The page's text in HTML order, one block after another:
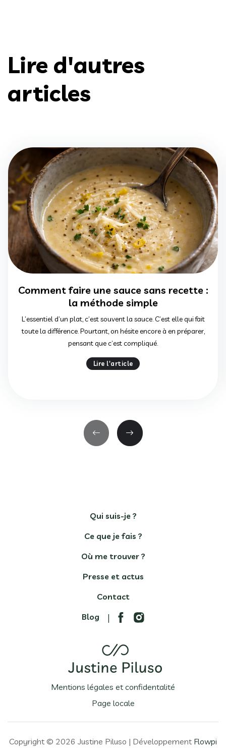
Lire d'autres
articles
Comment faire une sauce sans recette :
la méthode simple
L’essentiel d’un plat, c’est souvent la sauce. C’est elle qui fait
toute la différence. Pourtant, on hésite encore à en préparer,
pensant que c’est compliqué.
Lire l'article
Qui suis-je ?
Ce que je fais ?
Où me trouver ?
Presse et actus
Contact
Blog
|
Mentions légales et confidentalité
Page locale
Copyright © 2026 Justine Piluso | Développement Flowpi